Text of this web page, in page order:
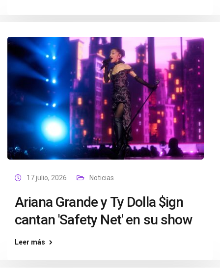
17 julio, 2026 Noticias
Ariana Grande y Ty Dolla $ign
cantan 'Safety Net' en su show
Leer más